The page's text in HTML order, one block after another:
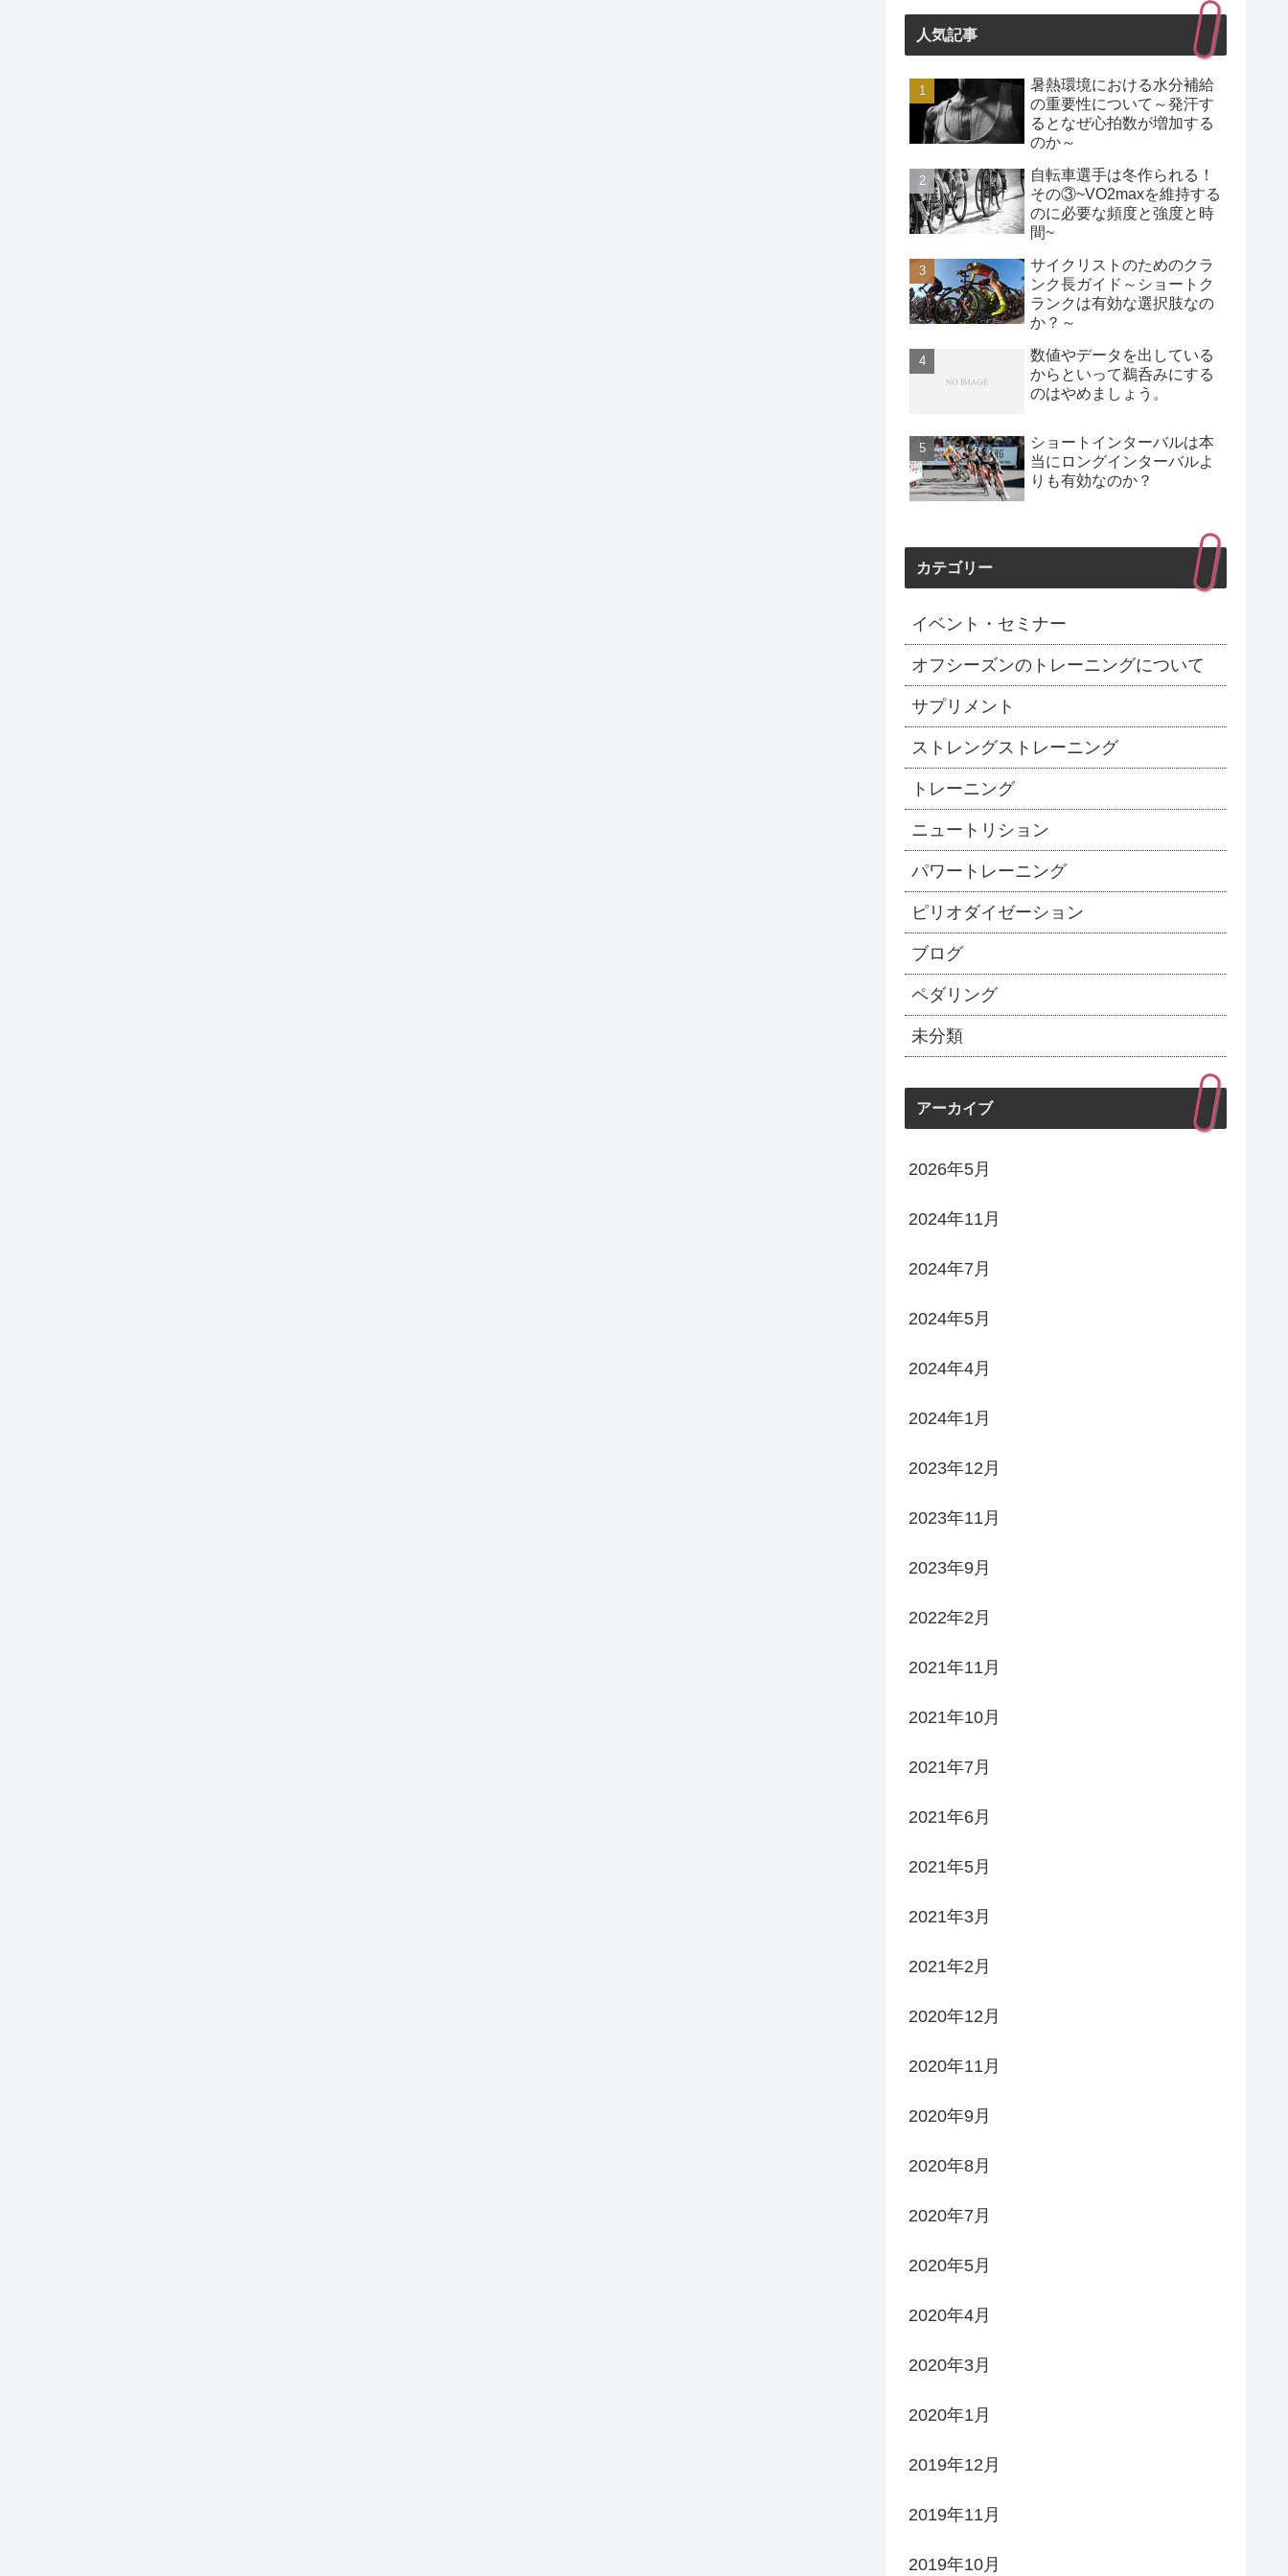
人気記事
暑熱環境における水分補給
の重要性について～発汗す
るとなぜ心拍数が増加する
のか～
自転車選手は冬作られる！
その③~VO2maxを維持する
のに必要な頻度と強度と時
間~
サイクリストのためのクラ
ンク長ガイド～ショートク
ランクは有効な選択肢なの
か？～
数値やデータを出している
からといって鵜呑みにする
のはやめましょう。
ショートインターバルは本
当にロングインターバルよ
りも有効なのか？
カテゴリー
イベント・セミナー
オフシーズンのトレーニングについて
サプリメント
ストレングストレーニング
トレーニング
ニュートリション
パワートレーニング
ピリオダイゼーション
ブログ
ペダリング
未分類
アーカイブ
2026年5月
2024年11月
2024年7月
2024年5月
2024年4月
2024年1月
2023年12月
2023年11月
2023年9月
2022年2月
2021年11月
2021年10月
2021年7月
2021年6月
2021年5月
2021年3月
2021年2月
2020年12月
2020年11月
2020年9月
2020年8月
2020年7月
2020年5月
2020年4月
2020年3月
2020年1月
2019年12月
2019年11月
2019年10月